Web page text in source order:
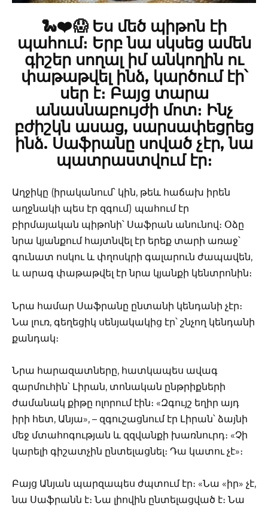
🐍❤️😱 Ես մեծ պիթոն էի
պահում։ Երբ նա սկսեց ամեն
գիշեր սողալ իմ անկողին ու
փաթաթվել ինձ, կարծում էի՝
սեր է։ Բայց տարա
անասնաբույժի մոտ։ Ինչ
բժիշկն ասաց, սարսափեցրեց
ինձ. Սաֆրանը սոված չէր, նա
պատրաստվում էր։
Աղջիկը (իրականում՝ կին, թեև հաճախ իրեն
աղջնակի պես էր զգում) պահում էր
բիրմայական պիթոնի՝ Սաֆրան անունով։ Օձը
նրա կյանքում հայտնվել էր երեք տարի առաջ՝
գունատ ոսկու և փղոսկրի գալարուն ժապավեն,
և արագ փաթաթվել էր նրա կյանքի կենտրոնին։
Նրա համար Սաֆրանը ընտանի կենդանի չէր։
Նա լուռ, գեղեցիկ սենյակակից էր՝ շնչող կենդանի
քանդակ։
Նրա հարազատները, հատկապես ավագ
զարմուհին՝ Լիրան, տոնական ընթրիքների
ժամանակ քիթը ոլորում էին։ «Զգույշ եղիր այդ
իրի հետ, Անյա», – զգուշացնում էր Լիրան՝ ձայնի
մեջ մտահոգության և զզվանքի խառնուրդ։ «Չի
կարելի գիշատչին ընտելացնել։ Դա կատու չէ»։
Բայց Անյան պարզապես ժպտում էր։ «Նա «իր» չէ,
նա Սաֆրանն է։ Նա լիովին ընտելացված է։ Նա